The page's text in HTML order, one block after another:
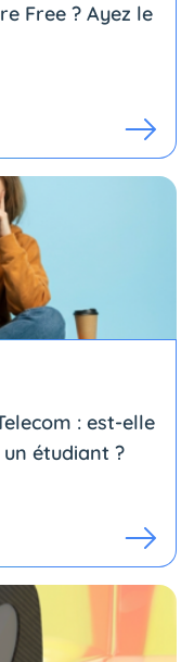
Free ? Ayez le
: est-elle
étudiant ?